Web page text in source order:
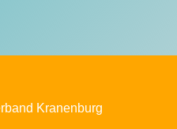
Kranenburg